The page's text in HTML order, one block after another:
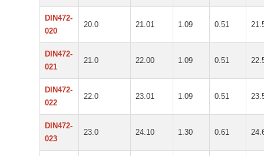
DIN472-
020
20.0 21.01 1.09 0.51
DIN472-
021
21.0 22.00 1.09 0.51
DIN472-
022
22.0 23.01 1.09 0.51
DIN472-
023
23.0 24.10 1.30 0.61